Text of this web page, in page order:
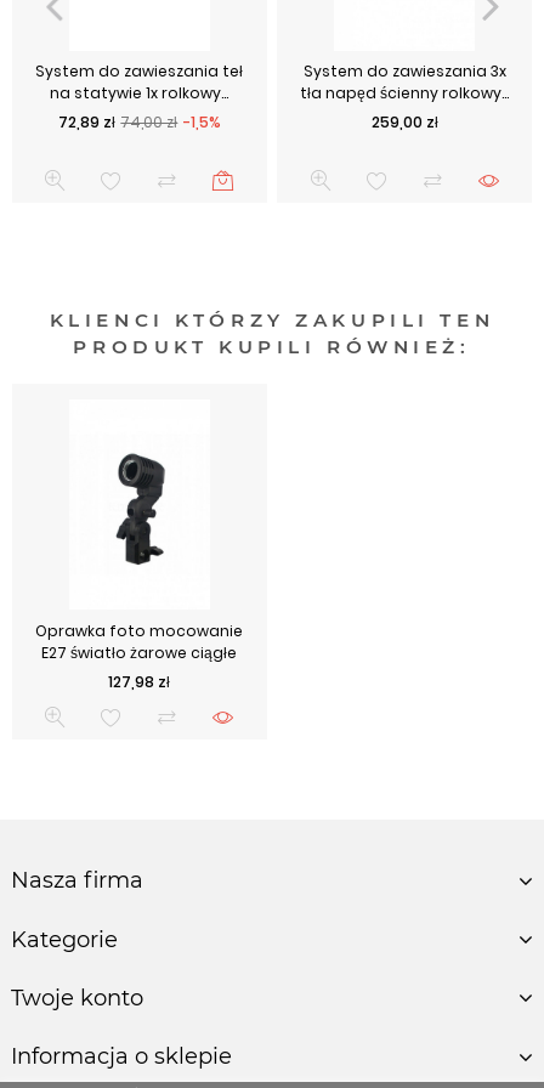
System do zawieszania teł
na statywie 1x rolkowy...
Cena podstawowa
74,00 zł -1,5%
Cena
72,89 zł
System do zawieszania 3x
tła napęd ścienny rolkowy...
Cena
259,00 zł
KLIENCI KTÓRZY ZAKUPILI TEN
PRODUKT KUPILI RÓWNIEŻ:
Oprawka foto mocowanie
E27 światło żarowe ciągłe
Cena
127,98 zł
Nasza firma
Kategorie
Twoje konto
Informacja o sklepie